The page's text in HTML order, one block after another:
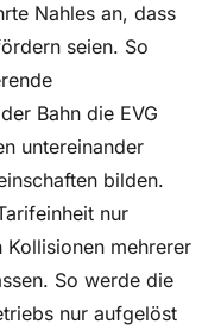
Nahles an, dass
seien. So
Bahn die EVG
untereinander
bilden.
nur
mehrerer
So werde die
nur aufgelöst